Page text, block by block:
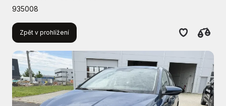
935008
Zpět v prohlížení